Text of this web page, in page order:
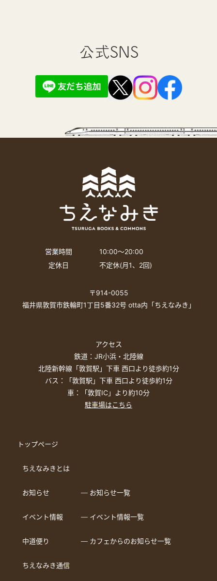
公式SNS
営業時間
10:00〜20:00
定休日
不定休(月1、2回)
〒914-0055
福井県敦賀市鉄輪町1丁目5番32号 otta内「ちえなみき」
アクセス
鉄道：JR小浜・北陸線
北陸新幹線「敦賀駅」下車 西口より徒歩約1分
バス：「敦賀駅」下車 西口より徒歩約1分
車：「敦賀IC」より約10分
駐車場はこちら
トップページ
ちえなみきとは
お知らせ ― お知らせ一覧
イベント情報 ― イベント情報一覧
中道便り ― カフェからのお知らせ一覧
ちえなみき通信